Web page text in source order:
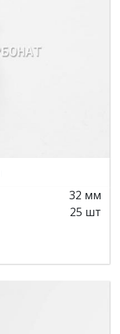
32 мм
25 шт